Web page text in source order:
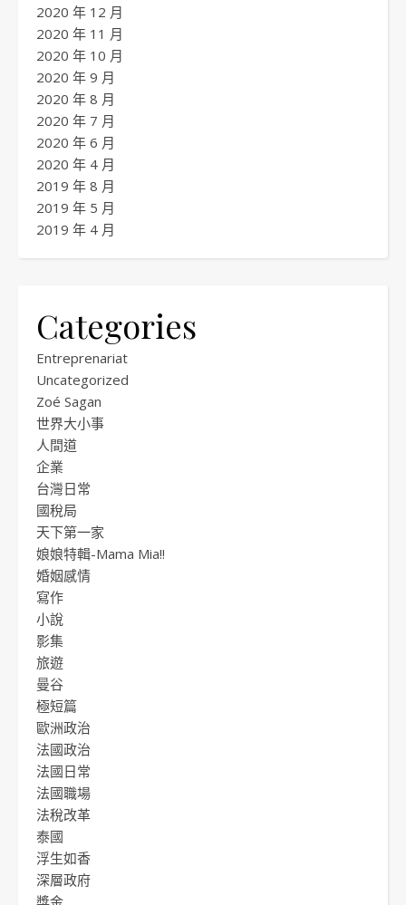
2020 年 12 月
2020 年 11 月
2020 年 10 月
2020 年 9 月
2020 年 8 月
2020 年 7 月
2020 年 6 月
2020 年 4 月
2019 年 8 月
2019 年 5 月
2019 年 4 月
Categories
Entreprenariat
Uncategorized
Zoé Sagan
世界大小事
人間道
企業
台灣日常
國稅局
天下第一家
娘娘特輯-Mama Mia!!
婚姻感情
寫作
小說
影集
旅遊
曼谷
極短篇
歐洲政治
法國政治
法國日常
法國職場
法稅改革
泰國
浮生如香
深層政府
獎金